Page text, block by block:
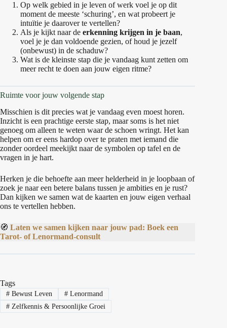
Op welk gebied in je leven of werk voel je op dit
moment de meeste ‘schuring’, en wat probeert je
intuïtie je daarover te vertellen?
Als je kijkt naar de erkenning krijgen in je baan,
voel je je dan voldoende gezien, of houd je jezelf
(onbewust) in de schaduw?
Wat is de kleinste stap die je vandaag kunt zetten om
meer recht te doen aan jouw eigen ritme?
Ruimte voor jouw volgende stap
Misschien is dit precies wat je vandaag even moest horen.
Inzicht is een prachtige eerste stap, maar soms is het niet
genoeg om alleen te weten waar de schoen wringt. Het kan
helpen om er eens hardop over te praten met iemand die
zonder oordeel meekijkt naar de symbolen op tafel en de
vragen in je hart.
Herken je die behoefte aan meer helderheid in je loopbaan of
zoek je naar een betere balans tussen je ambities en je rust?
Dan kijken we samen wat de kaarten en jouw eigen verhaal
ons te vertellen hebben.
🧭 Laten we samen kijken naar jouw pad: Boek een
Tarot- of Lenormand-consult
Tags
#Bewust Leven #Lenormand
#Zelfkennis & Persoonlijke Groei